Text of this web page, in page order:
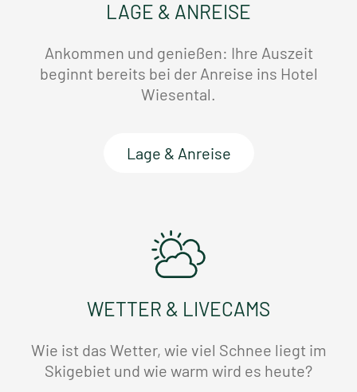
LAGE & ANREISE
Ankommen und genießen: Ihre Auszeit
beginnt bereits bei der Anreise ins Hotel
Wiesental.
Lage & Anreise
WETTER & LIVECAMS
Wie ist das Wetter, wie viel Schnee liegt im
Skigebiet und wie warm wird es heute?